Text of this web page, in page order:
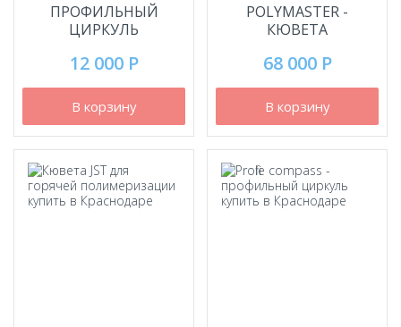
ПРОФИЛЬНЫЙ
ЦИРКУЛЬ
12 000 Р
В корзину
POLYMASTER -
КЮВЕТА
68 000 Р
В корзину